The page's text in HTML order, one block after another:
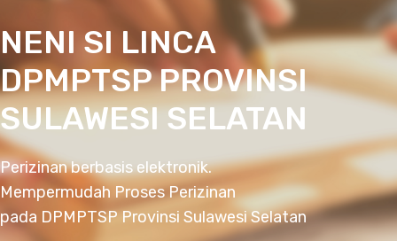
NENI SI LINCA
DPMPTSP PROVINSI
SULAWESI SELATAN
Perizinan berbasis elektronik.
Mempermudah Proses Perizinan
pada DPMPTSP Provinsi Sulawesi Selatan